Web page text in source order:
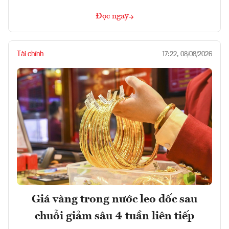
Đọc ngay
Tài chính 17:22, 08/08/2026
Giá vàng trong nước leo dốc sau
chuỗi giảm sâu 4 tuần liên tiếp